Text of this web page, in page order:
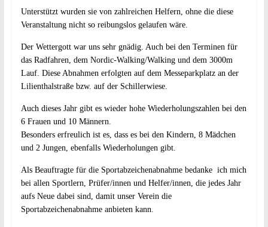
Unterstützt wurden sie von zahlreichen Helfern, ohne die diese
Veranstaltung nicht so reibungslos gelaufen wäre.
Der Wettergott war uns sehr gnädig. Auch bei den Terminen für
das Radfahren, dem Nordic-Walking/Walking und dem 3000m
Lauf. Diese Abnahmen erfolgten auf dem Messeparkplatz an der
Lilienthalstraße bzw. auf der Schillerwiese.
Auch dieses Jahr gibt es wieder hohe Wiederholungszahlen bei den
6 Frauen und 10 Männern.
Besonders erfreulich ist es, dass es bei den Kindern, 8 Mädchen
und 2 Jungen, ebenfalls Wiederholungen gibt.
Als Beauftragte für die Sportabzeichenabnahme bedanke ich mich
bei allen Sportlern, Prüfer/innen und Helfer/innen, die jedes Jahr
aufs Neue dabei sind, damit unser Verein die
Sportabzeichenabnahme anbieten kann.